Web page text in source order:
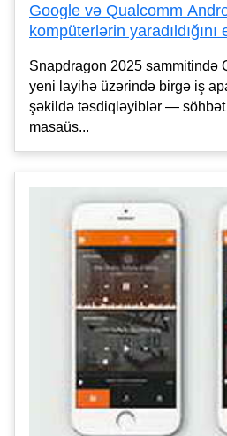
Google və Qualcomm
kompüterlərin
Snapdragon 2025 sammitində
yeni layihə üzərində birgə iş
şəkildə təsdiqləyiblər — söhbət
masaüs...